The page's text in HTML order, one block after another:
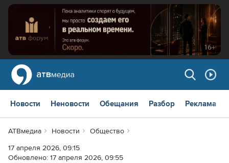
Новости Неновости Обещания Разбор Реклама
АТВмедиа Новости
Общество
17 апреля 2026, 09:15
Обновлено: 17 апреля 2026, 09:55